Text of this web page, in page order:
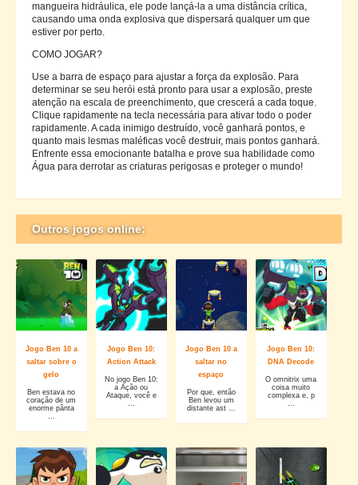
mangueira hidráulica, ele pode lançá-la a uma distância crítica,
causando uma onda explosiva que dispersará qualquer um que
estiver por perto.
COMO JOGAR?
Use a barra de espaço para ajustar a força da explosão. Para
determinar se seu herói está pronto para usar a explosão, preste
atenção na escala de preenchimento, que crescerá a cada toque.
Clique rapidamente na tecla necessária para ativar todo o poder
rapidamente. A cada inimigo destruído, você ganhará pontos, e
quanto mais lesmas maléficas você destruir, mais pontos ganhará.
Enfrente essa emocionante batalha e prove sua habilidade como
Água para derrotar as criaturas perigosas e proteger o mundo!
Outros jogos online:
Jogo Ben 10 a
saltar sobre o
gelo
Ben estava no
coração de um
enorme pânta
Jogo Ben 10:
Action Attack
No jogo Ben 10:
a Ação ou
Ataque, você e
Jogo Ben 10 a
saltar no
espaço
Por que, então
Ben levou um
distante ast ...
Jogo Ben 10:
DNA Decode
O omnitrix uma
coisa muito
complexa e, p